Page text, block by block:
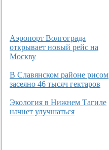
Аэропорт Волгограда
открывает новый рейс на
Москву
В Славянском районе рисом
засеяно 46 тысяч гектаров
Экология в Нижнем Тагиле
начнет улучшаться